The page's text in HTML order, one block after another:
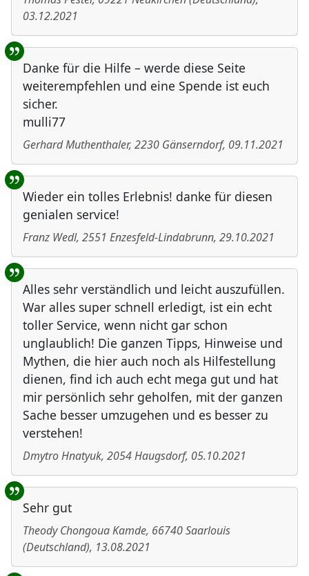
03.12.2021
Danke für die Hilfe – werde diese Seite
weiterempfehlen und eine Spende ist euch
sicher.
mulli77
Gerhard Muthenthaler, 2230 Gänserndorf, 09.11.2021
Wieder ein tolles Erlebnis! danke für diesen
genialen service!
Franz Wedl, 2551 Enzesfeld-Lindabrunn, 29.10.2021
Alles sehr verständlich und leicht auszufüllen.
War alles super schnell erledigt, ist ein echt
toller Service, wenn nicht gar schon
unglaublich! Die ganzen Tipps, Hinweise und
Mythen, die hier auch noch als Hilfestellung
dienen, find ich auch echt mega gut und hat
mir persönlich sehr geholfen, mit der ganzen
Sache besser umzugehen und es besser zu
verstehen!
Dmytro Hnatyuk, 2054Haugsdorf, 05.10.2021
Sehr gut
Theody Chongoua Kamde, 66740Saarlouis
(Deutschland), 13.08.2021